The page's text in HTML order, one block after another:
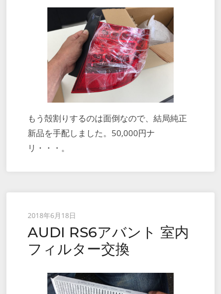
もう殻割りするのは面倒なので、結局純正
新品を手配しました。50,000円ナ
リ・・・。
Posted
on
2018年6月18日
AUDI RS6アバント 室内
フィルター交換